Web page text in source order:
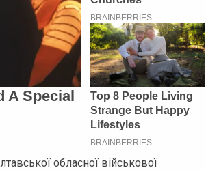
обласної військової